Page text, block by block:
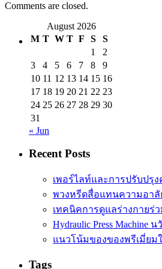
Comments are closed.
August 2026
M T W T F S
S
1
2
3
4 5 6 7 8
9
10 11 12 13 14 15 16
17 18 19 20 21 22 23
24 25 26 27 28 29 30
31
« Jun
Recent Posts
เพอร์ไลท์และการปรับปรุ
พวงหรีดสื่อแทนความอา
เทคนิคการดูแลร่างกายร่ว
Hydraulic Press
แนวโน้มของของพรีเมี่ยม
Tags